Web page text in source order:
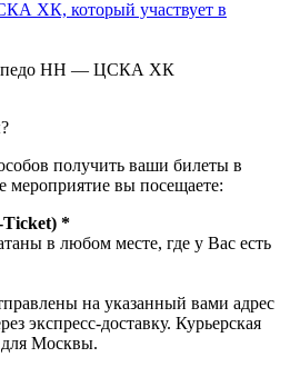
НН — ЦСКА ХК
получить ваши билеты в
мероприятие вы посещаете:
Ticket) *
в любом месте, где у Вас есть
на указанный вами адрес
экспресс-доставку. Курьерская
для Москвы.